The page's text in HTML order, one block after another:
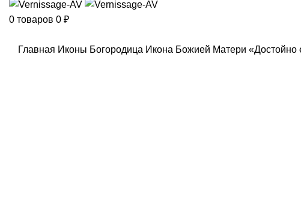
0 товаров 0 ₽
Главная Иконы Богородица Икона Божией Матери